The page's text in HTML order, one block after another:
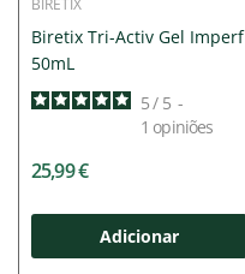
Biretix Tri-Activ Gel Imperf
50mL
5/ 5 -
1 opiniões
25,99 €
Adicionar